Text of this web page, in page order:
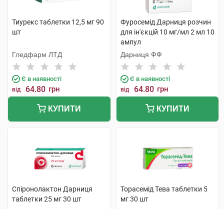
Тиурекс таблетки 12,5 мг 90
шт
Гледфарм ЛТД
Є в наявності
від 64.80 грн
КУПИТИ
Фуросемід Дарниця розчин
для ін'єкцій 10 мг/мл 2 мл 10
ампул
Дарниця ФФ
Є в наявності
від 64.80 грн
КУПИТИ
Спіронолактон Дарниця
таблетки 25 мг 30 шт
Торасемід Тева таблетки 5
мг 30 шт